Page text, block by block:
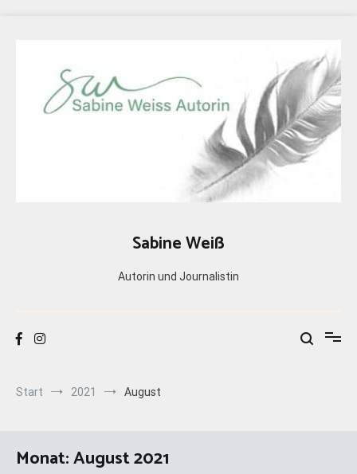
Sabine Weiß
Autorin und Journalistin
Start 2021 August
Monat:August 2021